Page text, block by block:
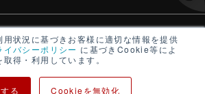
用状況に基づきお客様に適切な情報を提供
イバシーポリシー に基づきCookie等によ
得・利用しています。
る Cookieを無効化
ー